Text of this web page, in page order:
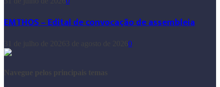
EMTHOS – Edital de convocação de assembleia
0
Navegue pelos principais temas